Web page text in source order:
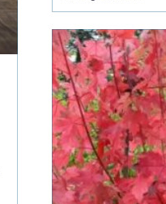
det viktigt att
vägförhållanden
grus och kyla gör
mindre